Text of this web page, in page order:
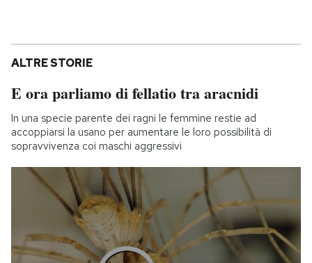
ALTRE STORIE
E ora parliamo di fellatio tra aracnidi
In una specie parente dei ragni le femmine restie ad
accoppiarsi la usano per aumentare le loro possibilità di
sopravvivenza coi maschi aggressivi